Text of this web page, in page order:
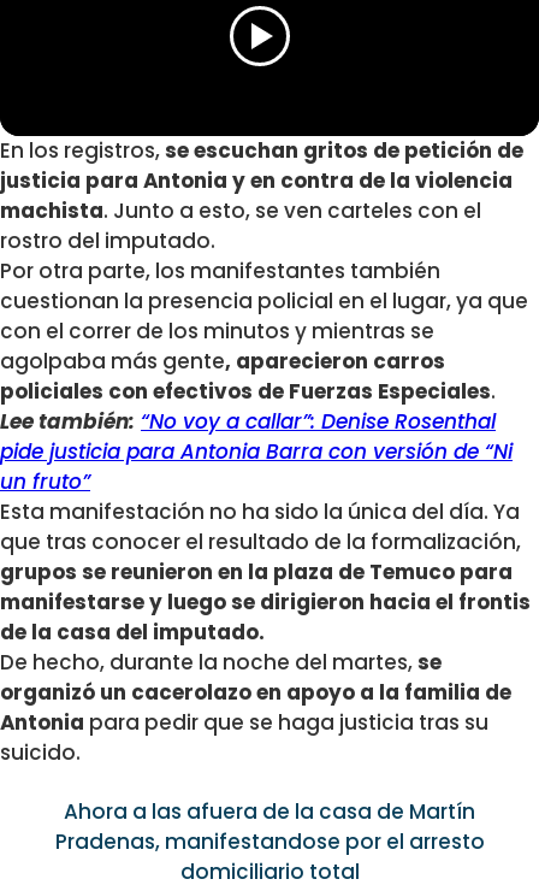
En los registros,se escuchan gritos de petición de
justicia para Antonia y en contra de la violencia
machista. Junto a esto, se ven carteles con el
rostro del imputado.
Por otra parte, los manifestantes también
cuestionan la presencia policial en el lugar, ya que
con el correr de los minutos y mientras se
agolpaba más gente, aparecieron carros
policiales con efectivos de Fuerzas Especiales.
Lee también: “No voy a callar”: Denise Rosenthal
pide justicia para Antonia Barra con versión de “Ni
un fruto”
Esta manifestación no ha sido la única del día. Ya
que tras conocer el resultado de la formalización,
grupos se reunieron en la plaza de Temuco para
manifestarse y luego se dirigieron hacia el frontis
de la casa del imputado.
De hecho, durante la noche del martes,se
organizó un cacerolazo en apoyo a la familia de
Antonia para pedir que se haga justicia tras su
suicido.
Ahora a las afuera de la casa de Martín
Pradenas, manifestandose por el arresto
domiciliario total